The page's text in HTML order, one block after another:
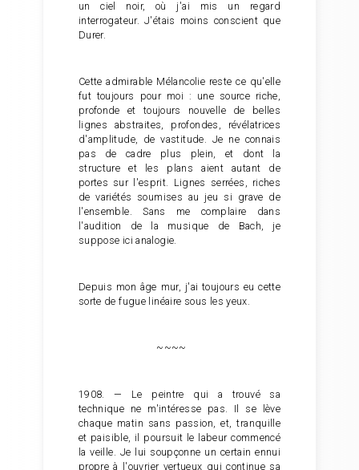
un ciel noir, où j'ai mis un regard
interrogateur. J'étais moins conscient que
Durer.
Cette admirable Mélancolie reste ce qu'elle
fut toujours pour moi : une source riche,
profonde et toujours nouvelle de belles
lignes abstraites, profondes, révélatrices
d'amplitude, de vastitude. Je ne connais
pas de cadre plus plein, et dont la
structure et les plans aient autant de
portes sur l'esprit. Lignes serrées, riches
de variétés soumises au jeu si grave de
l'ensemble. Sans me complaire dans
l'audition de la musique de Bach, je
suppose ici analogie.
Depuis mon âge mur, j'ai toujours eu cette
sorte de fugue linéaire sous les yeux.
~~~~
1908. — Le peintre qui a trouvé sa
technique ne m'intéresse pas. Il se lève
chaque matin sans passion, et, tranquille
et paisible, il poursuit le labeur commencé
la veille. Je lui soupçonne un certain ennui
propre à l'ouvrier vertueux qui continue sa